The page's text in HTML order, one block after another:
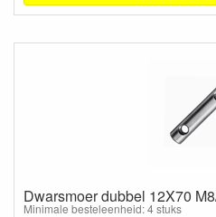
Dwarsmoer dubbel 12X70
Minimale besteleenheid: 4 stuks